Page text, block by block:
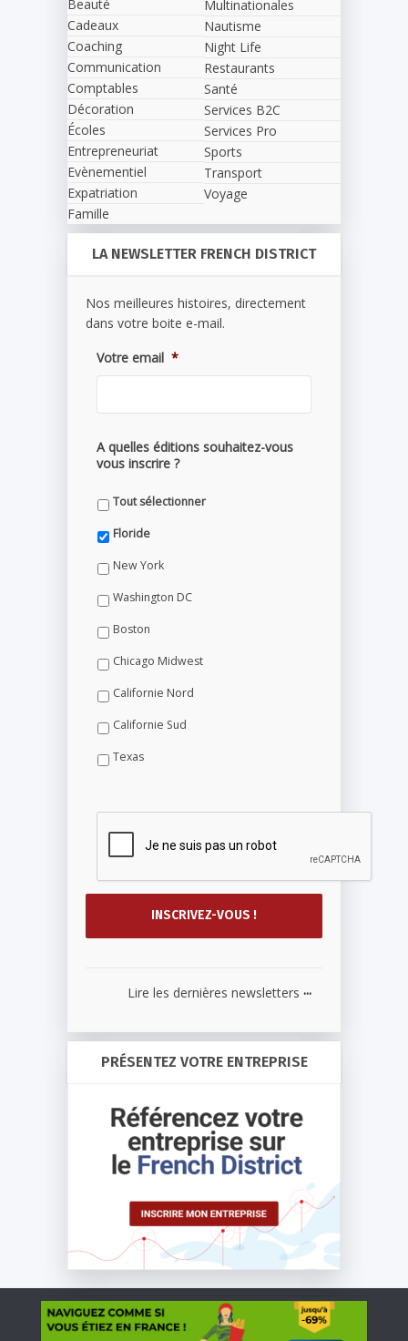
Beauté
Cadeaux
Coaching
Communication
Comptables
Décoration
Écoles
Entrepreneuriat
Evènementiel
Expatriation
Famille
Multinationales
Nautisme
Night Life
Restaurants
Santé
Services B2C
Services Pro
Sports
Transport
Voyage
LA NEWSLETTER FRENCH DISTRICT
Nos meilleures histoires, directement
dans votre boite e-mail.
Votre email *
A quelles éditions souhaitez-vous
vous inscrire ?
Tout sélectionner
Floride
New York
Washington DC
Boston
Chicago Midwest
Californie Nord
Californie Sud
Texas
Lire les dernières newsletters ...
PRÉSENTEZ VOTRE ENTREPRISE